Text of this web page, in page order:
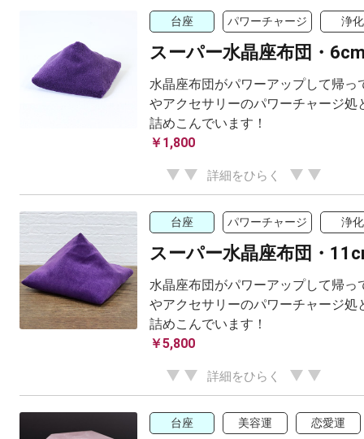
台座 パワーチャージ 浄化
スーパー水晶座布団・
水晶座布団がパワーアップして帰っ
やアクセサリーのパワーチャージ処
詰めこんでいます！
￥1,800
詳細をひらく
台座 パワーチャージ 浄化
スーパー水晶座布団・
水晶座布団がパワーアップして帰っ
やアクセサリーのパワーチャージ処
詰めこんでいます！
￥5,800
詳細をひらく
台座 美容運 恋愛運